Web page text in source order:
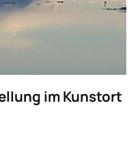
im Kunstort